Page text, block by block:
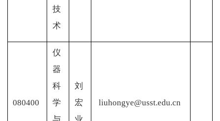
技
术
080400
仪
器
科
学
刘
宏
liuhongye@usst.edu.cn